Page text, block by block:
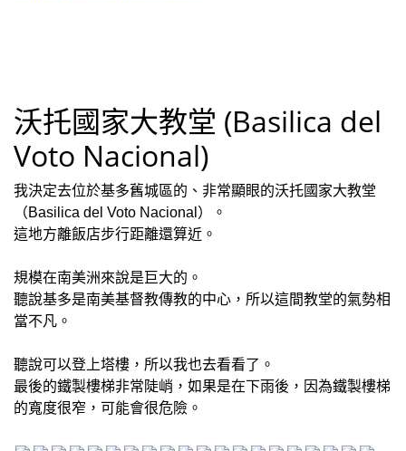
沃托國家大教堂 (Basilica del
Voto Nacional)
我決定去位於基多舊城區的、非常顯眼的沃托國家大教堂
（Basilica del Voto Nacional）。
這地方離飯店步行距離還算近。
規模在南美洲來說是巨大的。
聽說基多是南美基督教傳教的中心，所以這間教堂的氣勢相
當不凡。
聽說可以登上塔樓，所以我也去看看了。
最後的鐵製樓梯非常陡峭，如果是在下雨後，因為鐵製樓梯
的寬度很窄，可能會很危險。